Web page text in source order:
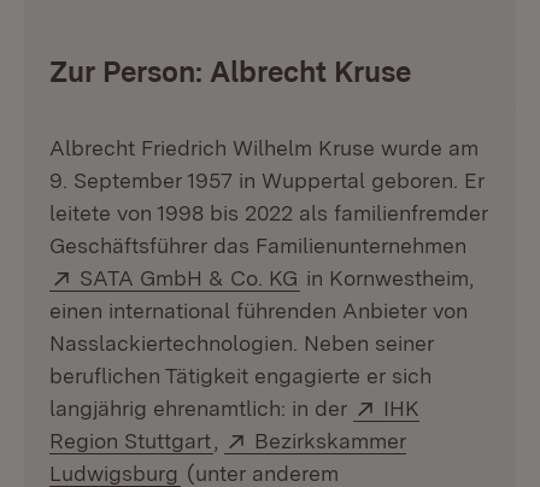
Zur Person: Albrecht Kruse
Albrecht Friedrich Wilhelm Kruse wurde am
9. September 1957 in Wuppertal geboren. Er
leitete von 1998 bis 2022 als familienfremder
Geschäftsführer das Familienunternehmen
Extern:
SATA GmbH & Co. KG (Öffnet in neuem
in Kornwestheim,
einen international führenden Anbieter von
Nasslackiertechnologien. Neben seiner
beruflichen Tätigkeit engagierte er sich
langjährig ehrenamtlich: in der
Extern:
IHK
Region Stuttgart (Öffnet in neuem Fenster)
Extern:
Bezirkskammer
Ludwigsburg (Öffnet in neuem Fenster)
(unter anderem